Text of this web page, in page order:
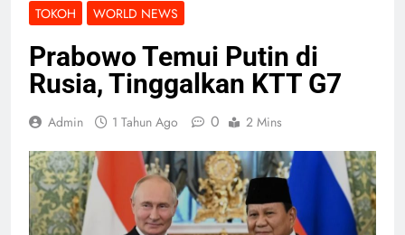
TOKOH
WORLD NEWS
Prabowo Temui Putin di
Rusia, Tinggalkan KTT G7
Admin 1 Tahun Ago 0 2 Mins